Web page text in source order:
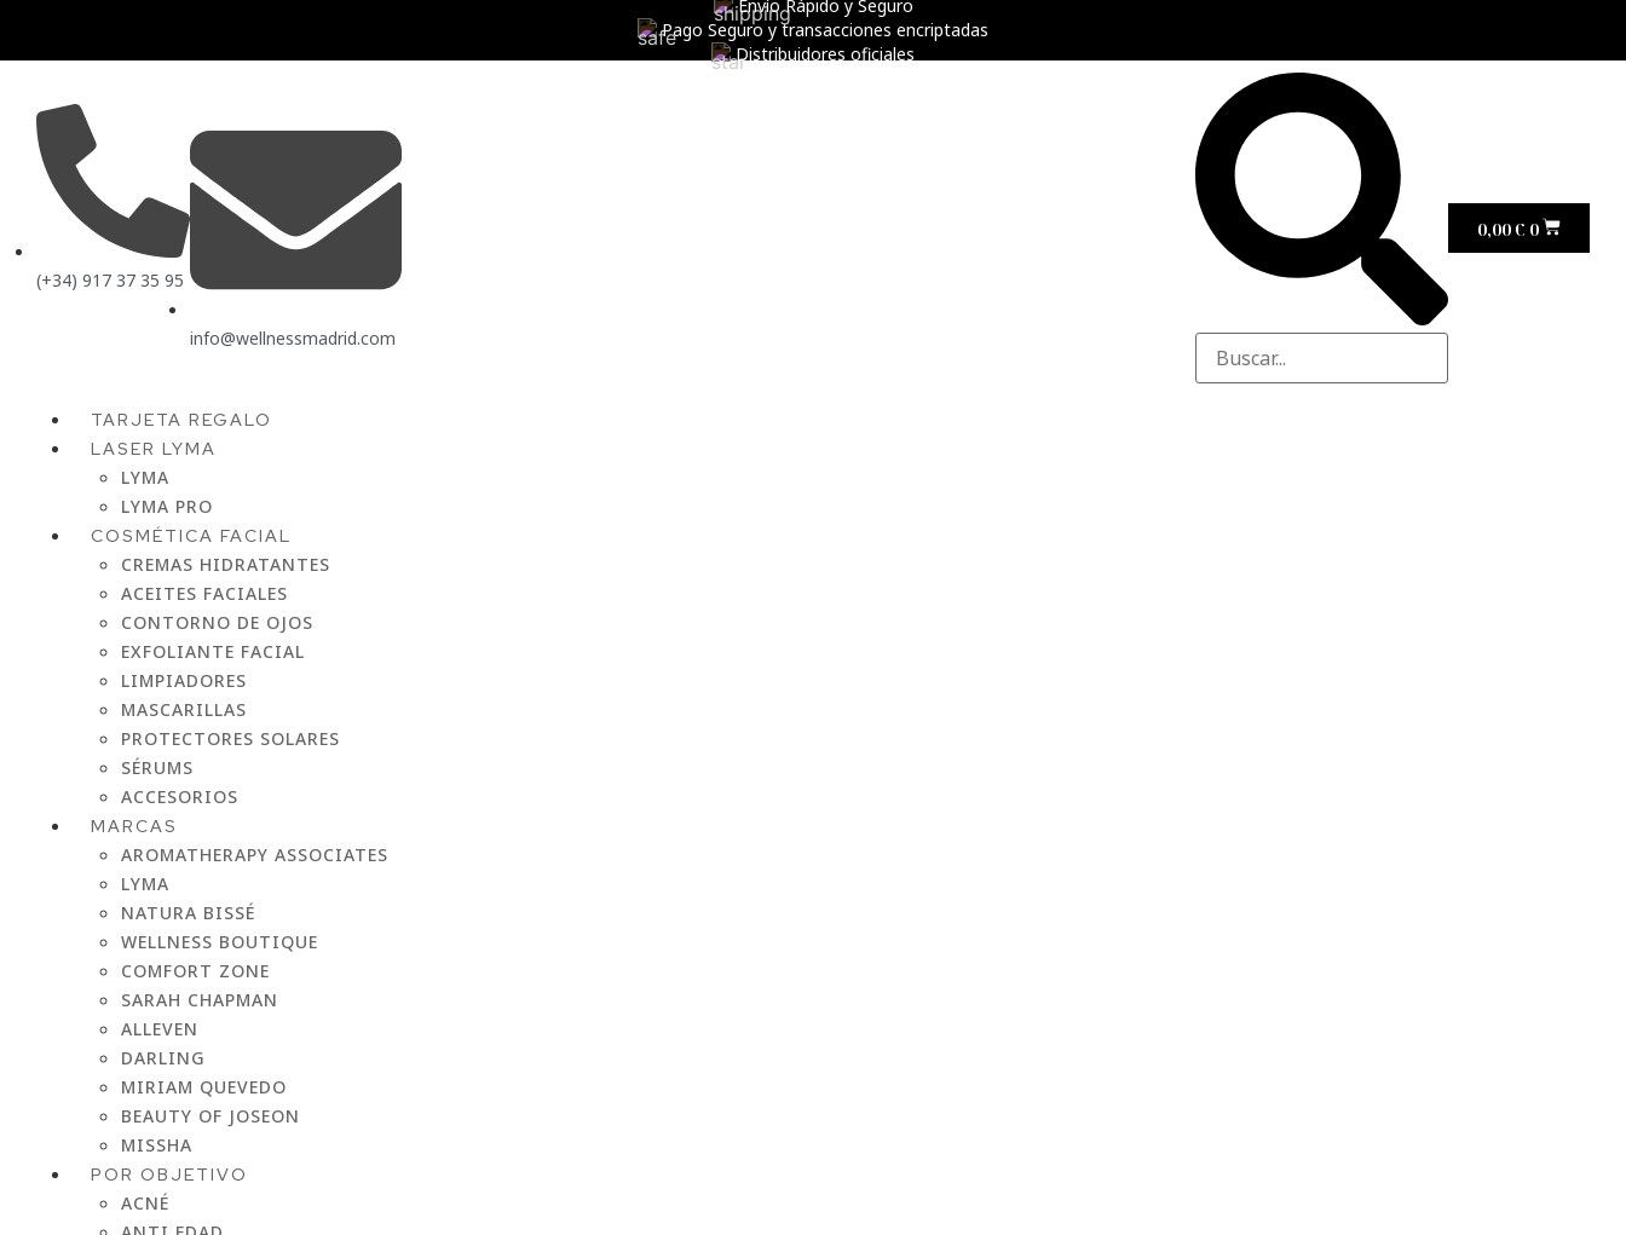
Envío Rápido y Seguro
Pago Seguro y transacciones encriptadas
Distribuidores oficiales
(+34) 917 37 35 95
info@wellnessmadrid.com
0,00€ 0
TARJETA REGALO
LASER LYMA
LYMA
LYMA PRO
COSMÉTICA FACIAL
CREMAS HIDRATANTES
ACEITES FACIALES
CONTORNO DE OJOS
EXFOLIANTE FACIAL
LIMPIADORES
MASCARILLAS
PROTECTORES SOLARES
SÉRUMS
ACCESORIOS
MARCAS
AROMATHERAPY ASSOCIATES
LYMA
NATURA BISSÉ
WELLNESS BOUTIQUE
COMFORT ZONE
SARAH CHAPMAN
ALLEVEN
DARLING
MIRIAM QUEVEDO
BEAUTY OF JOSEON
MISSHA
POR OBJETIVO
ACNÉ